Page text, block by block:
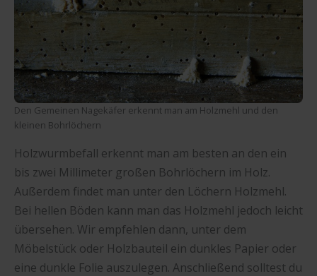
Den Gemeinen Nagekäfer erkennt man am Holzmehl und den
kleinen Bohrlöchern
Holzwurmbefall erkennt man am besten an den ein
bis zwei Millimeter großen Bohrlöchern im Holz.
Außerdem findet man unter den Löchern Holzmehl.
Bei hellen Böden kann man das Holzmehl jedoch leicht
übersehen. Wir empfehlen dann, unter dem
Möbelstück oder Holzbauteil ein dunkles Papier oder
eine dunkle Folie auszulegen. Anschließend solltest du